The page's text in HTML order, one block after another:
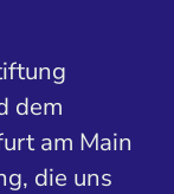
dem
am Main
die uns